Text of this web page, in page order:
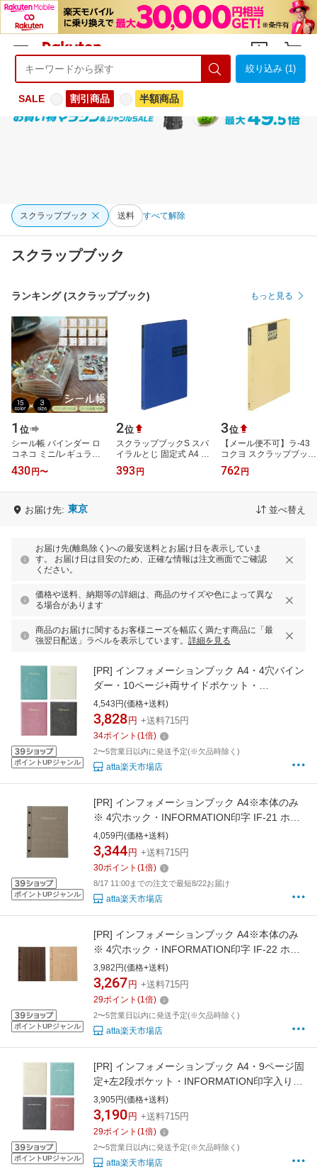
ようこそ 楽天市場へ ログイン
絞り込み (1)
SALE 割引商品 半額商品
スクラップブック 送料 すべて解除
スクラップブック
ランキング (スクラップブック) もっと見る
1 位
シール帳 バインダー ロ
コネコ ミニ/レギュラー/
ラージ Oリング式 チャー
ムホール付き 台紙6枚付
430 円〜
2位
スクラップブックS スパ
イラルとじ 固定式 A4 ク
ラフト 40枚青 ラ-410B
コクヨ KOKUYO
393 円
3位
【メール便不可】ラ-43
コクヨ スクラップブック
D（とじ込み式）A3S
762 円
お届け先: 東京 並べ替え
お届け先(離島除く)への最安送料とお届け日を表示していま
す。 お届け日は目安のため、正確な情報は注文画面でご確認
ください。
価格や送料、納期等の詳細は、商品のサイズや色によって異な
る場合があります
商品のお届けに関するお客様ニーズを幅広く満たす商品に「最
強翌日配送」ラベルを表示しています。 詳細を見る
ポイントUPジャンル
[PR] インフォメーションブック A4・4穴バイン
ダー・10ページ+両サイドポケット・
INFORMATION印字入り IF-11 BBビニールイン
フォメーション ホテル旅館客室案内用品
4,543円(価格+送料)
3,828 円 +送料715円
34ポイント (1倍)
2〜5営業日以内に発送予定(※欠品時除く)
atta楽天市場店
ポイントUPジャンル
[PR] インフォメーションブック A4※本体のみ
※ 4穴ホック・INFORMATION印字 IF-21 ホッ
ク式麻柄 えいむ(Aim) ホテル旅館客室案内用
品
4,059円(価格+送料)
3,344 円 +送料715円
30ポイント (1倍)
8/17 11:00までの注文で最短8/22お届け
atta楽天市場店
ポイントUPジャンル
[PR] インフォメーションブック A4※本体のみ
※ 4穴ホック・INFORMATION印字 IF-22 ホッ
ク式木目 えいむ(Aim) ホテル旅館客室案内用
品
3,982円(価格+送料)
3,267 円 +送料715円
29ポイント (1倍)
2〜5営業日以内に発送予定(※欠品時除く)
atta楽天市場店
ポイントUPジャンル
[PR] インフォメーションブック A4・9ページ固
定+左2段ポケット・INFORMATION印字入り
IF-131 BBインフォメーション ホテル旅館客
室案内用品
3,905円(価格+送料)
3,190 円 +送料715円
29ポイント (1倍)
2〜5営業日以内に発送予定(※欠品時除く)
atta楽天市場店